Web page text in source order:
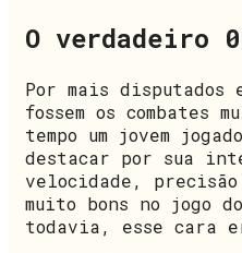
O verdadeiro
Por mais
fossem os combates
tempo um jovem
destacar por sua
velocidade,
muito bons no jogo
todavia, esse cara